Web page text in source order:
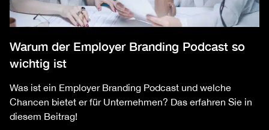
Warum der Employer Branding Podcast so
wichtig ist
Was ist ein Employer Branding Podcast und welche
Chancen bietet er für Unternehmen? Das erfahren Sie in
diesem Beitrag!